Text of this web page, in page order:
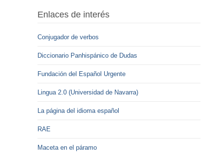
Enlaces de interés
Conjugador de verbos
Diccionario Panhispánico de Dudas
Fundación del Español Urgente
Lingua 2.0 (Universidad de Navarra)
La página del idioma español
RAE
Maceta en el páramo